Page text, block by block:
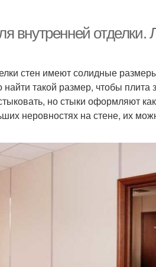
внутренней отделки.
стен имеют солидные
такой размер, чтобы
но стыки оформляют как
неровностях на стене, их